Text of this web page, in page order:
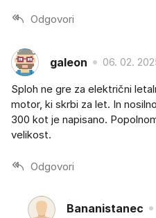
Odgovori
galeon 06. 02.
Sploh ne gre za električni
motor, ki skrbi za let. In
300 kot je napisano.
velikost.
Odgovori
Bananistanec